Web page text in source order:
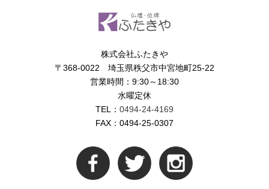
株式会社ふたきや
〒368-0022 埼玉県秩父市中宮地町25-22
営業時間：9:30～18:30
水曜定休
TEL： 0494-24-4169
FAX：0494-25-0307